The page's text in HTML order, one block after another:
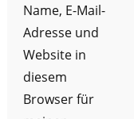
Name, E-Mail-
Adresse und
Website in
diesem
Browser für